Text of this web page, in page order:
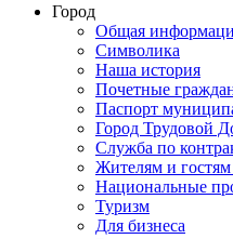
Город
Общая
Символика
Наша история
Почетные
Паспорт
Город Трудовой
Служба по
Жителям и гостям
Национальные
Туризм
Для бизнеса